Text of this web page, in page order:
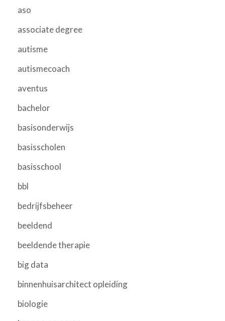
aso
associate degree
autisme
autismecoach
aventus
bachelor
basisonderwijs
basisscholen
basisschool
bbl
bedrijfsbeheer
beeldend
beeldende therapie
big data
binnenhuisarchitect opleiding
biologie